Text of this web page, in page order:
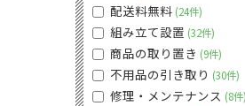
配送料無料 24件
組み立て設置 32件
商品の取り置き 9件
不用品の引き取り 30件
修理・メンテナンス 8件